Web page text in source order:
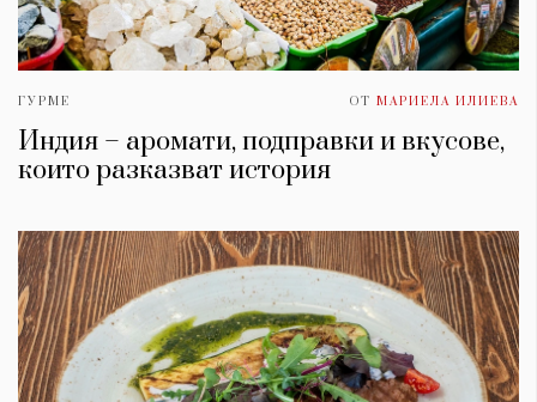
ГУРМЕ ОТ МАРИЕЛА ИЛИЕВА
Индия – аромати, подправки и вкусове,
които разказват история